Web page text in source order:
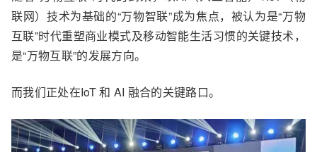
联网）技术为基础的“万物智联”成为焦点，被认为是“万物
互联”时代重塑商业模式及移动智能生活习惯的关键技术，
是“万物互联”的发展方向。
而我们正处在IoT 和 AI 融合的关键路口。